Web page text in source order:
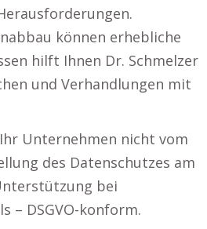
können erhebliche
hilft Ihnen Dr. Schmelzer
und Verhandlungen mit
Unternehmen nicht vom
des Datenschutzes am
bei
– DSGVO-konform.